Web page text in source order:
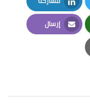
LinkedIn
إرسال
Email